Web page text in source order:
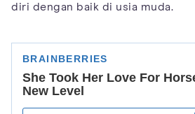
diri dengan baik di usia muda.